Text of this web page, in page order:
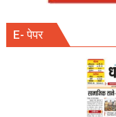
E- पेपर